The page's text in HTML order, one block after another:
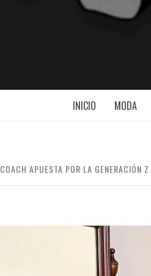
INICIO MODA
COACH APUESTA POR LA GENERACIÓN